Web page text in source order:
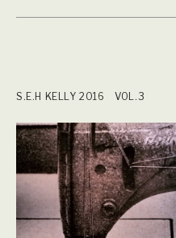
S.E.H KELLY 2016 VOL.3